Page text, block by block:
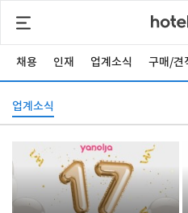
채용 인재 업계소식 구매/견
업계소식